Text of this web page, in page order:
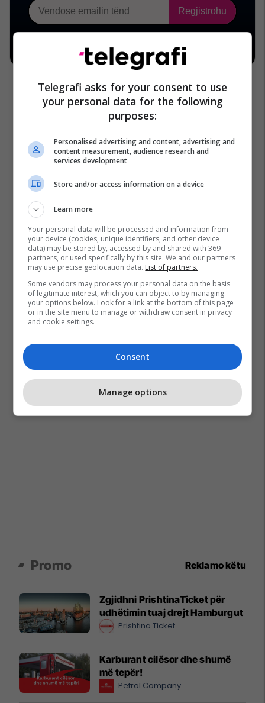
Urim Çela
Promo Reklamo këtu
Zgjidhni PrishtinaTicket për
udhëtimin tuaj drejt Hamburgut
Prishtina Ticket
Karburant cilësor dhe shumë
më tepër!
Petrol Company
Telegrafi asks for your consent to use
your personal data for the following
purposes:
Personalised advertising and content, advertising and
content measurement, audience research and
services development
Store and/or access information on a device
Learn more
Your personal data will be processed and information from
your device (cookies, unique identifiers, and other device
data) may be stored by, accessed by and shared with 369
partners, or used specifically by this site. We and our partners
may use precise geolocation data. List of partners.
Some vendors may process your personal data on the basis
of legitimate interest, which you can object to by managing
your options below. Look for a link at the bottom of this page
or in the site menu to manage or withdraw consent in privacy
and cookie settings.
Consent
Manage options